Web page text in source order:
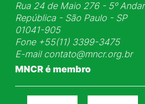
Rua 24 de Maio 276 - 5ᵒ Andar
República - São Paulo - SP
01041-905
Fone+55(11) 3399-3475
E-mail contato@mncr.org.br
MNCR é membro